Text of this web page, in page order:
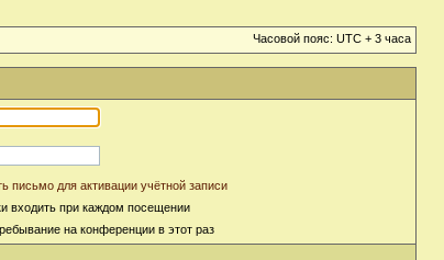
Часовой пояс: UTC + 3 часа
письмо для активации учётной записи
входить при каждом посещении
на конференции в этот раз